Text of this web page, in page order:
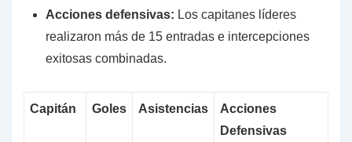
Acciones defensivas: Los capitanes líderes
realizaron más de 15 entradas e intercepciones
exitosas combinadas.
Capitán Goles Asistencias
Acciones
Defensivas